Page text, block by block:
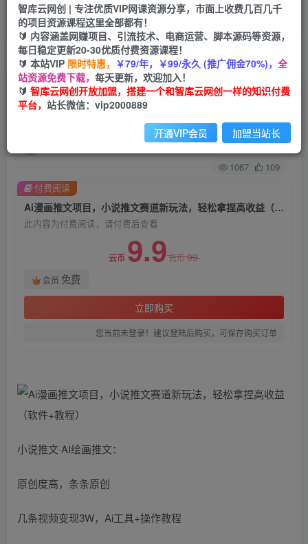
网赚网创 项目
365天稳定跟新
APP下载
GO
首页 创业课程 会员免费 正文
Ai漫画推文项目，小说推文赛道新玩法，轻松拿捏
高收益（软件+教程）
关注 私信
1067 109
Ai漫画推文项目，小说推文赛道新玩法，轻松拿捏高收益（软件+教程）
此内容为付费阅读，请付费后查看
云币 9.9云币99
会员 免费
立即购买
您当前未登录！建议登陆后购买，可保存购买订单
付费阅读
​小说推文·AI绘画推文：
原创度高，条条原创
几条视频变现3W，Ai工具+操作教程
智库云网创 | 专注优质VIP网课资源分享，市面上收费几百几千
的项目资源课程这里全部都有！
🔰 内容涵盖网赚项目、引流技术、电商运营、脚本源码等资源，
每日稳定更新20-30优质付费资源课程！
🔰 本站VIP 限时特惠， ￥79/年，￥99/永久 (推广佣金70%)， 全
站资源免费下载， 每天更新，欢迎加入！
🔰 智库云网创开放加盟，搭建一个和智库云网创一样的知识付费
平台， 站长微信：vip2000889
开通VIP会员 加盟当站长